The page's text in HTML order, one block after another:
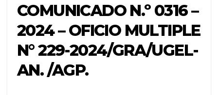
COMUNICADO N.º 0316 –
2024 – OFICIO MULTIPLE
N° 229-2024/GRA/UGEL-
AN. /AGP.